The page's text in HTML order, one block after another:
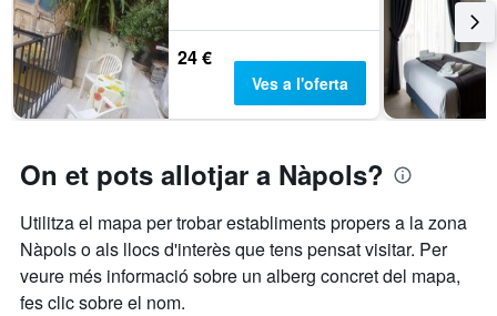
24 €
Ves a l'oferta
On et pots allotjar a Nàpols?
Utilitza el mapa per trobar establiments propers a la zona
Nàpols o als llocs d'interès que tens pensat visitar. Per
veure més informació sobre un alberg concret del mapa,
fes clic sobre el nom.